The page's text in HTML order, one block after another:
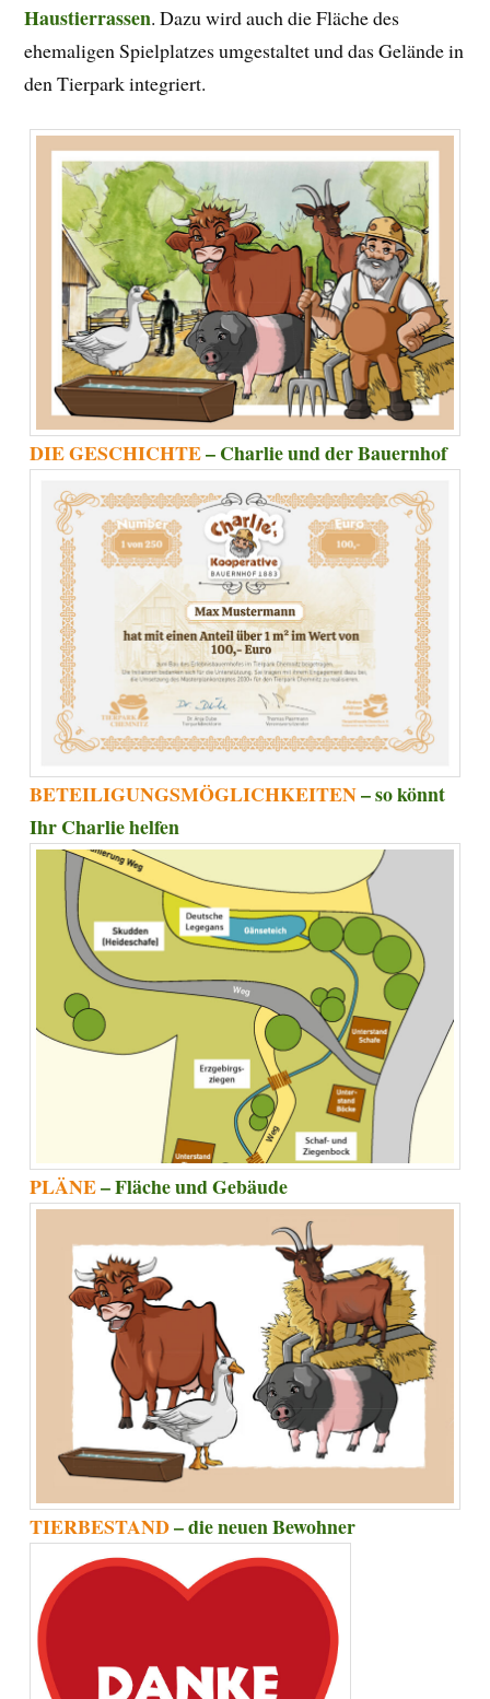
Haustierrassen. Dazu wird auch die Fläche des
ehemaligen Spielplatzes umgestaltet und das Gelände in
den Tierpark integriert.
DIE GESCHICHTE– Charlie und der Bauernhof
BETEILIGUNGSMÖGLICHKEITEN– so könnt
Ihr Charlie helfen
PLÄNE– Fläche und Gebäude
TIERBESTAND– die neuen Bewohner